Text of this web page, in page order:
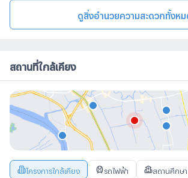
ดูสิ่งอำนวยความสะดวกทั้งหม
สถานที่ใกล้เคียง
โครงการใกล้เคียง รถไฟฟ้า สถานศึกษา